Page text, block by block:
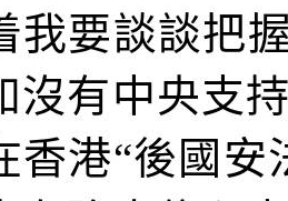
我要談談把
沒有中央支
香港“後國